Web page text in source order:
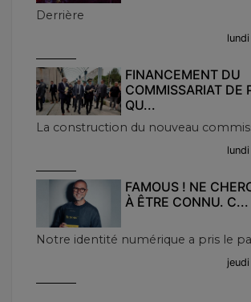
Derrière
FINANCEMENT DU
COMMISSARIAT DE
QU...
La construction du nouveau
FAMOUS ! NE
À ÊTRE CONNU. C...
Notre identité numérique a pris le